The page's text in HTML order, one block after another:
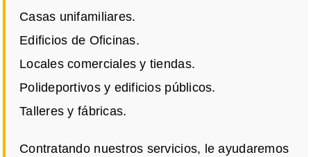
Casas unifamiliares.
Edificios de Oficinas.
Locales comerciales y tiendas.
Polideportivos y edificios públicos.
Talleres y fábricas.
Contratando nuestros servicios, le ayudaremos